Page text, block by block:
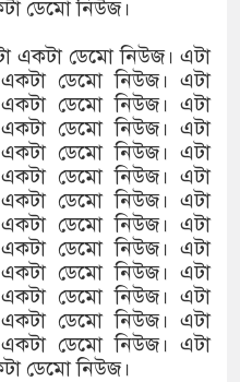
ডেমো নিউজ।
একটা ডেমো নিউজ। এটা
ডেমো নিউজ। এটা
ডেমো নিউজ। এটা
ডেমো নিউজ। এটা
ডেমো নিউজ। এটা
ডেমো নিউজ। এটা
ডেমো নিউজ। এটা
ডেমো নিউজ। এটা
ডেমো নিউজ। এটা
ডেমো নিউজ। এটা
ডেমো নিউজ। এটা
ডেমো নিউজ। এটা
ডেমো নিউজ। এটা
ডেমো নিউজ।